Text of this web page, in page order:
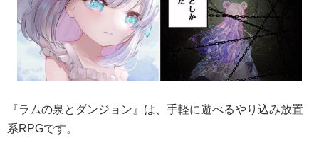
『ラムの泉とダンジョン』は、手軽に遊べるやり込み放置
系RPGです。